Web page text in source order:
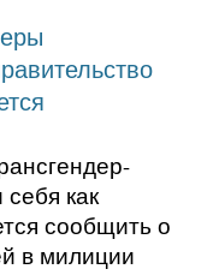
как
сообщить о
в милиции